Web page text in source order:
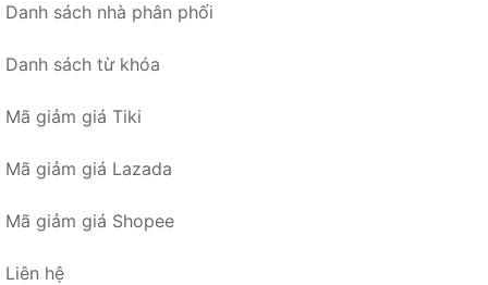
Danh sách nhà phân phối
Danh sách từ khóa
Mã giảm giá Tiki
Mã giảm giá Lazada
Mã giảm giá Shopee
Liên hệ